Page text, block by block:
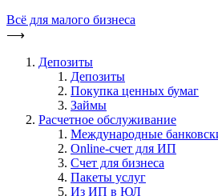
Всё для малого бизнеса
⟶
Депозиты
Депозиты
Покупка ценных бумаг
Займы
Расчетное обслуживание
Международные
Online-счет для ИП
Счет для бизнеса
Пакеты услуг
Из ИП в ЮЛ